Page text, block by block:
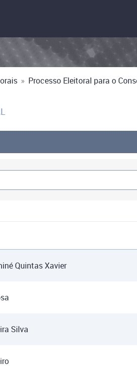
» Processo Eleitoral para o
Quintas Xavier
Silva